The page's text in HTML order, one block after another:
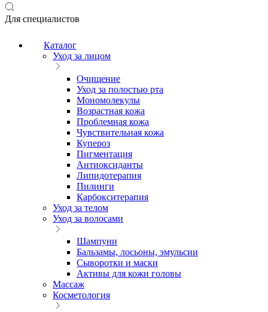
Для специалистов
Каталог
Уход за лицом
Очищение
Уход за полостью рта
Мономолекулы
Возрастная кожа
Проблемная кожа
Чувствительная кожа
Купероз
Пигментация
Антиоксиданты
Липидотерапия
Пилинги
Карбокситерапия
Уход за телом
Уход за волосами
Шампуни
Бальзамы, лосьоны, эмульсии
Сыворотки и маски
Активы для кожи головы
Массаж
Косметология